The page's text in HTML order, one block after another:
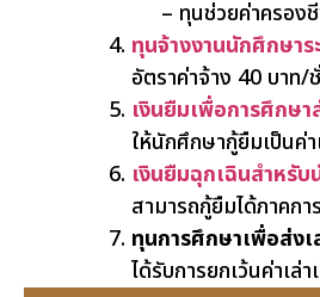
– ทุนช่วยค่าครอง
ทุนจ้างงานนักศึกษาร
อัตราค่าจ้าง 40 บาท/
เงินยืมเพื่อการศึกษ
ให้นักศึกษากู้ยืมเป็นค่
เงินยืมฉุกเฉินสำหรั
สามารถกู้ยืมได้ภาคก
ทุนการศึกษาเพื่อส่ง
ได้รับการยกเว้นค่าเ